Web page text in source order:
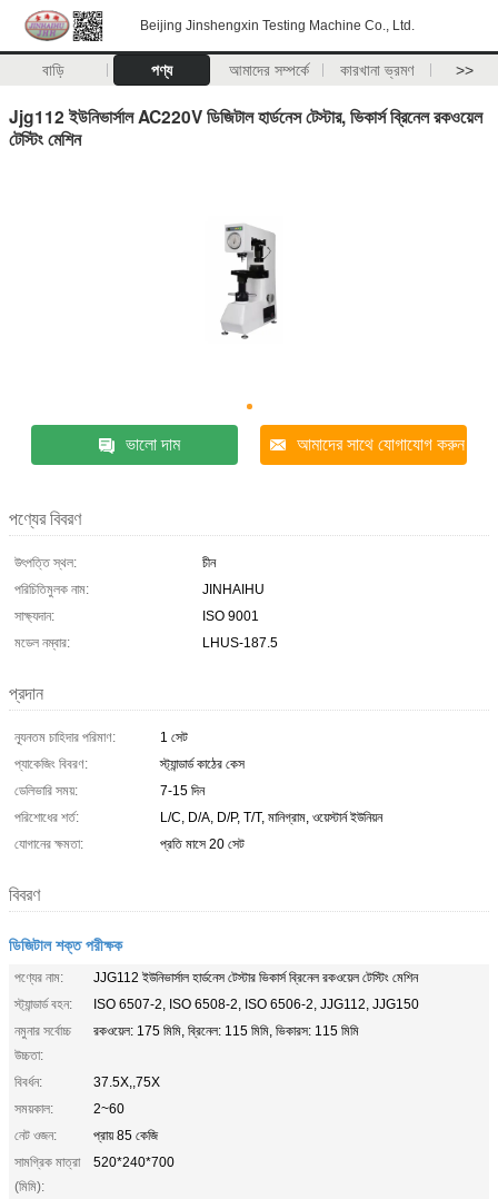
Beijing Jinshengxin Testing Machine Co., Ltd.
বাড়ি পণ্য আমাদের সম্পর্কে কারখানা ভ্রমণ >>
Jjg112 ইউনিভার্সাল AC220V ডিজিটাল হার্ডনেস টেস্টার, ভিকার্স ব্রিনেল রকওয়েল
টেস্টিং মেশিন
ভালো দাম আমাদের সাথে যোগাযোগ করুন
পণ্যের বিবরণ
উৎপত্তি স্থল:
চীন
পরিচিতিমুলক নাম:
JINHAIHU
সাক্ষ্যদান:
ISO 9001
মডেল নম্বার:
LHUS-187.5
প্রদান
ন্যূনতম চাহিদার পরিমাণ:
1 সেট
প্যাকেজিং বিবরণ:
স্ট্যান্ডার্ড কাঠের কেস
ডেলিভারি সময়:
7-15 দিন
পরিশোধের শর্ত:
L/C, D/A, D/P, T/T, মানিগ্রাম, ওয়েস্টার্ন ইউনিয়ন
যোগানের ক্ষমতা:
প্রতি মাসে 20 সেট
বিবরণ
ডিজিটাল শক্ত পরীক্ষক
পণ্যের নাম:
JJG112 ইউনিভার্সাল হার্ডনেস টেস্টার ভিকার্স ব্রিনেল রকওয়েল টেস্টিং মেশিন
স্ট্যান্ডার্ড বহন:
ISO 6507-2, ISO 6508-2, ISO 6506-2, JJG112, JJG150
নমুনার সর্বোচ্চ
উচ্চতা:
রকওয়েল: 175 মিমি, ব্রিনেল: 115 মিমি, ভিকারস: 115 মিমি
বিবর্ধন:
37.5X,,75X
সময়কাল:
2~60
নেট ওজন:
প্রায় 85 কেজি
সামগ্রিক মাত্রা
(মিমি):
520*240*700